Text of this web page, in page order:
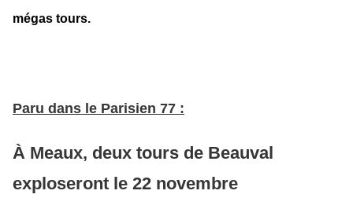
mégas tours.
Paru dans le Parisien 77 :
À Meaux, deux tours de Beauval
exploseront le 22 novembre